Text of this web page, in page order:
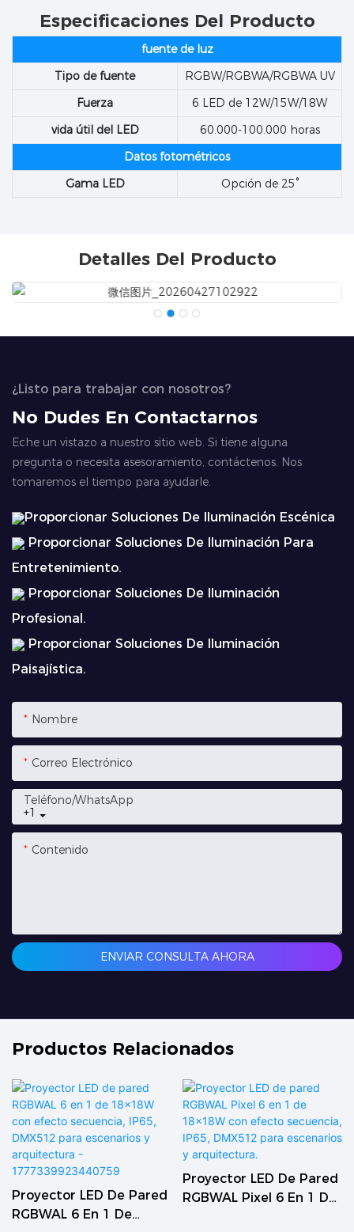
Especificaciones Del Producto
fuente de luz
Tipo de fuente
RGBW/RGBWA/RGBWA UV
Fuerza
6 LED de 12W/15W/18W
vida útil del LED
60.000-100.000 horas
Datos fotométricos
Gama LED
Opción de 25°
Detalles Del Producto
¿Listo para trabajar con nosotros?
No Dudes En Contactarnos
Eche un vistazo a nuestro sitio web. Si tiene alguna
pregunta o necesita asesoramiento, contáctenos. Nos
tomaremos el tiempo para ayudarle.
Proporcionar Soluciones De Iluminación Escénica
Proporcionar Soluciones De Iluminación Para
Entretenimiento.
Proporcionar Soluciones De Iluminación
Profesional.
Proporcionar Soluciones De Iluminación
Paisajística.
Nombre
Correo Electrónico
+1
Teléfono/WhatsApp
Contenido
ENVIAR CONSULTA AHORA
Productos Relacionados
Proyector LED De Pared
RGBWAL Pixel 6 En 1 De
18x18W Con Efecto
36 Focos LED De Pared
Impermeables De 3 W,